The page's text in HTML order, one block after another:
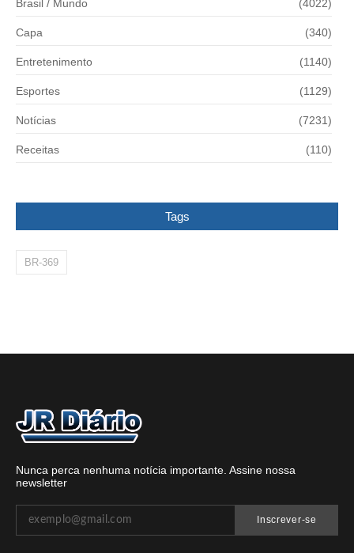
Brasil / Mundo (4022)
Capa (340)
Entretenimento (1140)
Esportes (1129)
Notícias (7231)
Receitas (110)
Tags
BR-369
Nunca perca nenhuma notícia importante. Assine nossa
newsletter
Inscrever-se